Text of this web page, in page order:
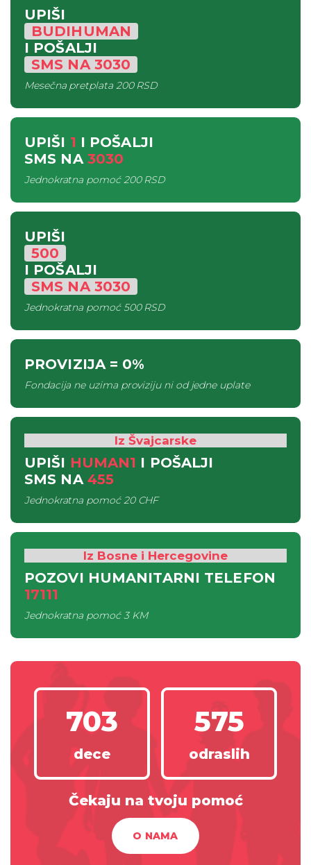
UPIŠI
BUDIHUMAN
I POŠALJI
SMS NA3030
Mesečna pretplata200 RSD
UPIŠI 1 I POŠALJI
SMS NA 3030
Jednokratna pomoć200 RSD
UPIŠI
500
I POŠALJI
SMS NA3030
Jednokratna pomoć500 RSD
PROVIZIJA= 0%
Fondacija ne uzima proviziju ni od jedne uplate
Iz Švajcarske
UPIŠI HUMAN1 I POŠALJI
SMS NA 455
Jednokratna pomoć20 CHF
Iz Bosne i Hercegovine
POZOVI HUMANITARNI TELEFON
17111
Jednokratna pomoć3 KM
703
dece
575
odraslih
Čekaju na tvoju pomoć
O NAMA